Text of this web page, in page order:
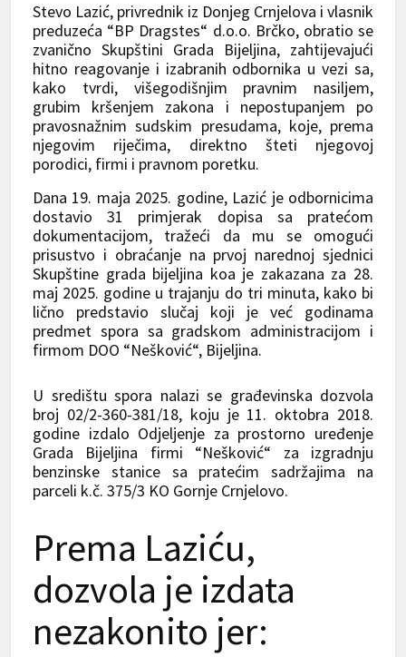
Stevo Lazić, privrednik iz Donjeg Crnjelova i vlasnik
preduzeća “BP Dragstes“ d.o.o. Brčko, obratio se
zvanično Skupštini Grada Bijeljina, zahtijevajući
hitno reagovanje i izabranih odbornika u vezi sa,
kako tvrdi, višegodišnjim pravnim nasiljem,
grubim kršenjem zakona i nepostupanjem po
pravosnažnim sudskim presudama, koje, prema
njegovim riječima, direktno šteti njegovoj
porodici, firmi i pravnom poretku.
Dana 19. maja 2025. godine, Lazić je odbornicima
dostavio 31 primjerak dopisa sa pratećom
dokumentacijom, tražeći da mu se omogući
prisustvo i obraćanje na prvoj narednoj sjednici
Skupštine grada bijeljina koa je zakazana za 28.
maj 2025. godine u trajanju do tri minuta, kako bi
lično predstavio slučaj koji je već godinama
predmet spora sa gradskom administracijom i
firmom DOO “Nešković“, Bijeljina.
U središtu spora nalazi se građevinska dozvola
broj 02/2-360-381/18, koju je 11. oktobra 2018.
godine izdalo Odjeljenje za prostorno uređenje
Grada Bijeljina firmi “Nešković“ za izgradnju
benzinske stanice sa pratećim sadržajima na
parceli k.č. 375/3 KO Gornje Crnjelovo.
Prema Laziću,
dozvola je izdata
nezakonito jer: